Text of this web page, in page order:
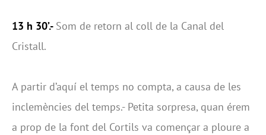
13 h 30’.- Som de retorn al coll de la Canal del
Cristall.
A partir d’aquí el temps no compta, a causa de les
inclemències del temps.- Petita sorpresa, quan érem
a prop de la font del Cortils va començar a ploure a